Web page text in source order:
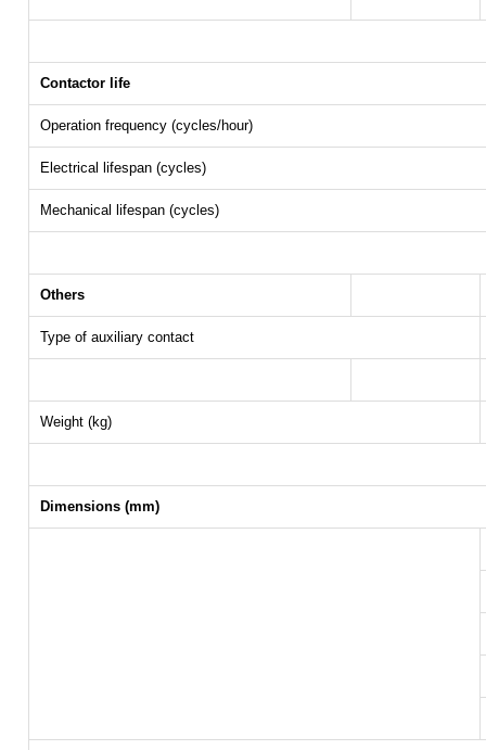
Contactor life
Operation frequency (cycles/hour)
Electrical lifespan (cycles)
Mechanical lifespan (cycles)
Others
Type of auxiliary contact
Weight (kg)
Dimensions (mm)